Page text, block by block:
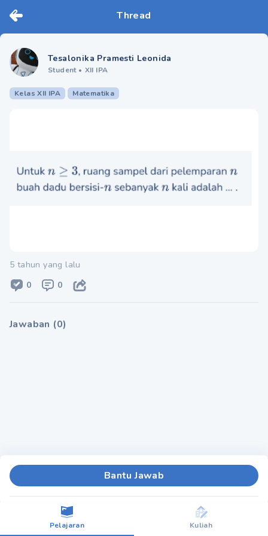
Thread
Tesalonika Pramesti Leonida
Student • XII IPA
Kelas XII IPA Matematika
5 tahun yang lalu
0
0
Jawaban (0)
Bantu Jawab
Pelajaran Kuliah